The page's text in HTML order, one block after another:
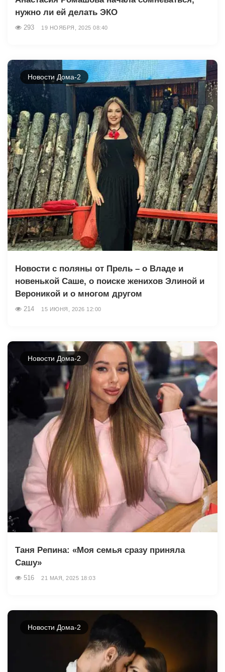
нужно ли ей делать ЭКО
293 19 НОЯБРЯ, 2025 08:40
Новости Дома-2
Новости с поляны от Прель – о Владе и
новенькой Саше, о поиске женихов Элиной и
Вероникой и о многом другом
214 15 ИЮНЯ, 2026 12:00
Новости Дома-2
Таня Репина: «Моя семья сразу приняла
Сашу»
516 21 МАЯ, 2025 18:03
Новости Дома-2